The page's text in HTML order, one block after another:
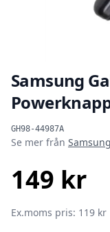
Samsung
GH98-44987A
Produktinformation
Se mer från Samsung
149 kr
Ex.moms pris: 119 kr